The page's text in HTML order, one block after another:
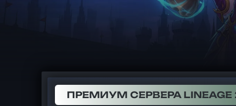
ПРЕМИУМ СЕРВЕРА LINEAGE